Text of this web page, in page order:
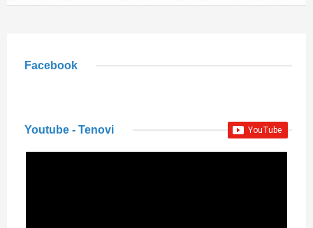
Facebook
Youtube - Tenovi